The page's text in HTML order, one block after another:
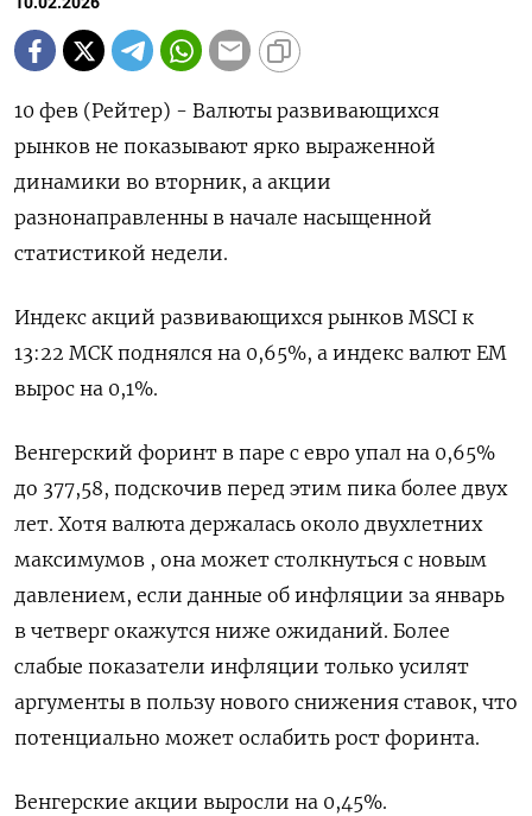
10 фев (Рейтер) - Валюты развивающихся
рынков не показывают ярко выраженной
динамики во вторник, а акции
разнонаправленны в начале насыщенной
статистикой недели.
Индекс акций развивающихся рынков MSCI к
13:22 ⁠МСК поднялся на 0,65%, а индекс валют ЕМ
вырос на 0,1%.
Венгерский форинт в паре с евро упал на 0,65%
до 377,58, подскочив перед этим пика ⁠более двух
лет. Хотя ​валюта держалась около двухлетних
максимумов , она может ⁠столкнуться с новым
давлением, если данные об инфляции за январь
в четверг окажутся ниже ожиданий. Более
⁠слабые показатели инфляции только усилят
аргументы в пользу нового снижения ставок, что
потенциально может ослабить ‌рост форинта.
Венгерские акции выросли на 0,45%.